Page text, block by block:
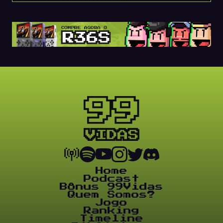
Home
Podcast
Bônus 99Vidas
Quem Somos?
Jogo
Ranking
Timeline